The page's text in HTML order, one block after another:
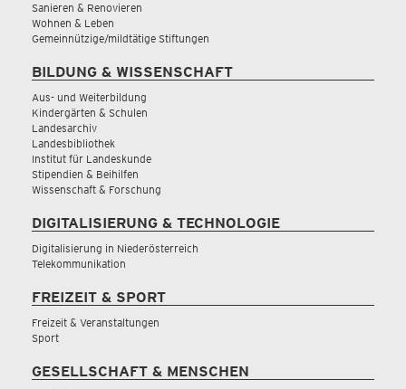
Sanieren & Renovieren
Wohnen & Leben
Gemeinnützige/mildtätige Stiftungen
BILDUNG & WISSENSCHAFT
Aus- und Weiterbildung
Kindergärten & Schulen
Landesarchiv
Landesbibliothek
Institut für Landeskunde
Stipendien & Beihilfen
Wissenschaft & Forschung
DIGITALISIERUNG & TECHNOLOGIE
Digitalisierung in Niederösterreich
Telekommunikation
FREIZEIT & SPORT
Freizeit & Veranstaltungen
Sport
GESELLSCHAFT & MENSCHEN